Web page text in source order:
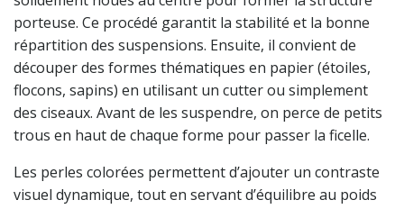
porteuse. Ce procédé garantit la stabilité et la bonne
répartition des suspensions. Ensuite, il convient de
découper des formes thématiques en papier (étoiles,
flocons, sapins) en utilisant un cutter ou simplement
des ciseaux. Avant de les suspendre, on perce de petits
trous en haut de chaque forme pour passer la ficelle.
Les perles colorées permettent d’ajouter un contraste
visuel dynamique, tout en servant d’équilibre au poids